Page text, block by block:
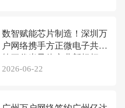
数智赋能芯片制造！深圳万
户网络携手方正微电子共筑
2026-06-22